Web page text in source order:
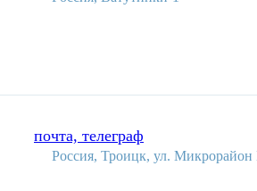
почта, телеграф
Россия, Троицк, ул. Микрорайон